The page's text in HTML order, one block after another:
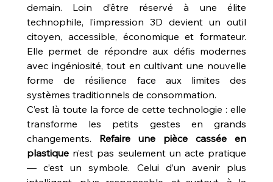
demain. Loin d’être réservé à une élite
technophile, l’impression 3D devient un outil
citoyen, accessible, économique et formateur.
Elle permet de répondre aux défis modernes
avec ingéniosité, tout en cultivant une nouvelle
forme de résilience face aux limites des
systèmes traditionnels de consommation.
C’est là toute la force de cette technologie : elle
transforme les petits gestes en grands
changements. Refaire une pièce cassée en
plastique n’est pas seulement un acte pratique
— c’est un symbole. Celui d’un avenir plus